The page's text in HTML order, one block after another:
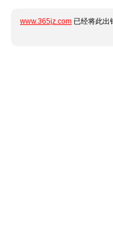
www.365jz.com 已经将此出